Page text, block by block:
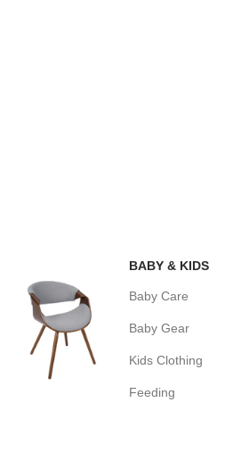
BABY & KIDS
Baby Care
Baby Gear
Kids Clothing
Feeding